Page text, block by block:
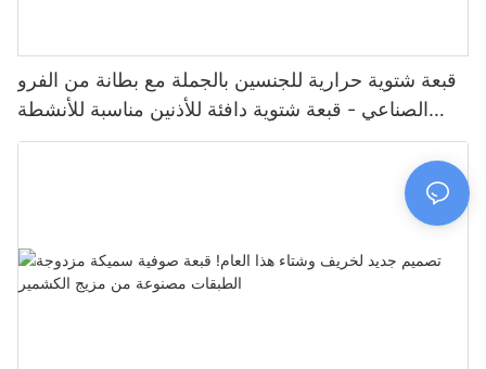
قبعة شتوية حرارية للجنسين بالجملة مع بطانة من الفرو
الصناعي - قبعة شتوية دافئة للأذنين مناسبة للأنشطة
الخارجية